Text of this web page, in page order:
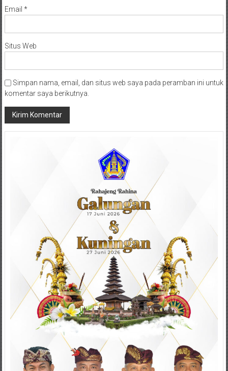
Email *
Situs Web
Simpan nama, email, dan situs web saya pada peramban ini untuk
komentar saya berikutnya.